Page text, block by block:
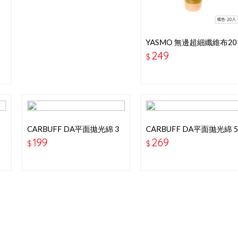
YASMO 無邊超細纖維布20
入-橘
$ 249
CARBUFF DA平面拋光綿 3
吋-綠色-粗拋
$199
CARBUFF DA平面拋光綿 5
吋-綠色-粗拋
$ 269